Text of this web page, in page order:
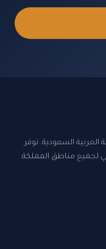
العربية السعودية. نوفر
لجميع مناطق المملكة.